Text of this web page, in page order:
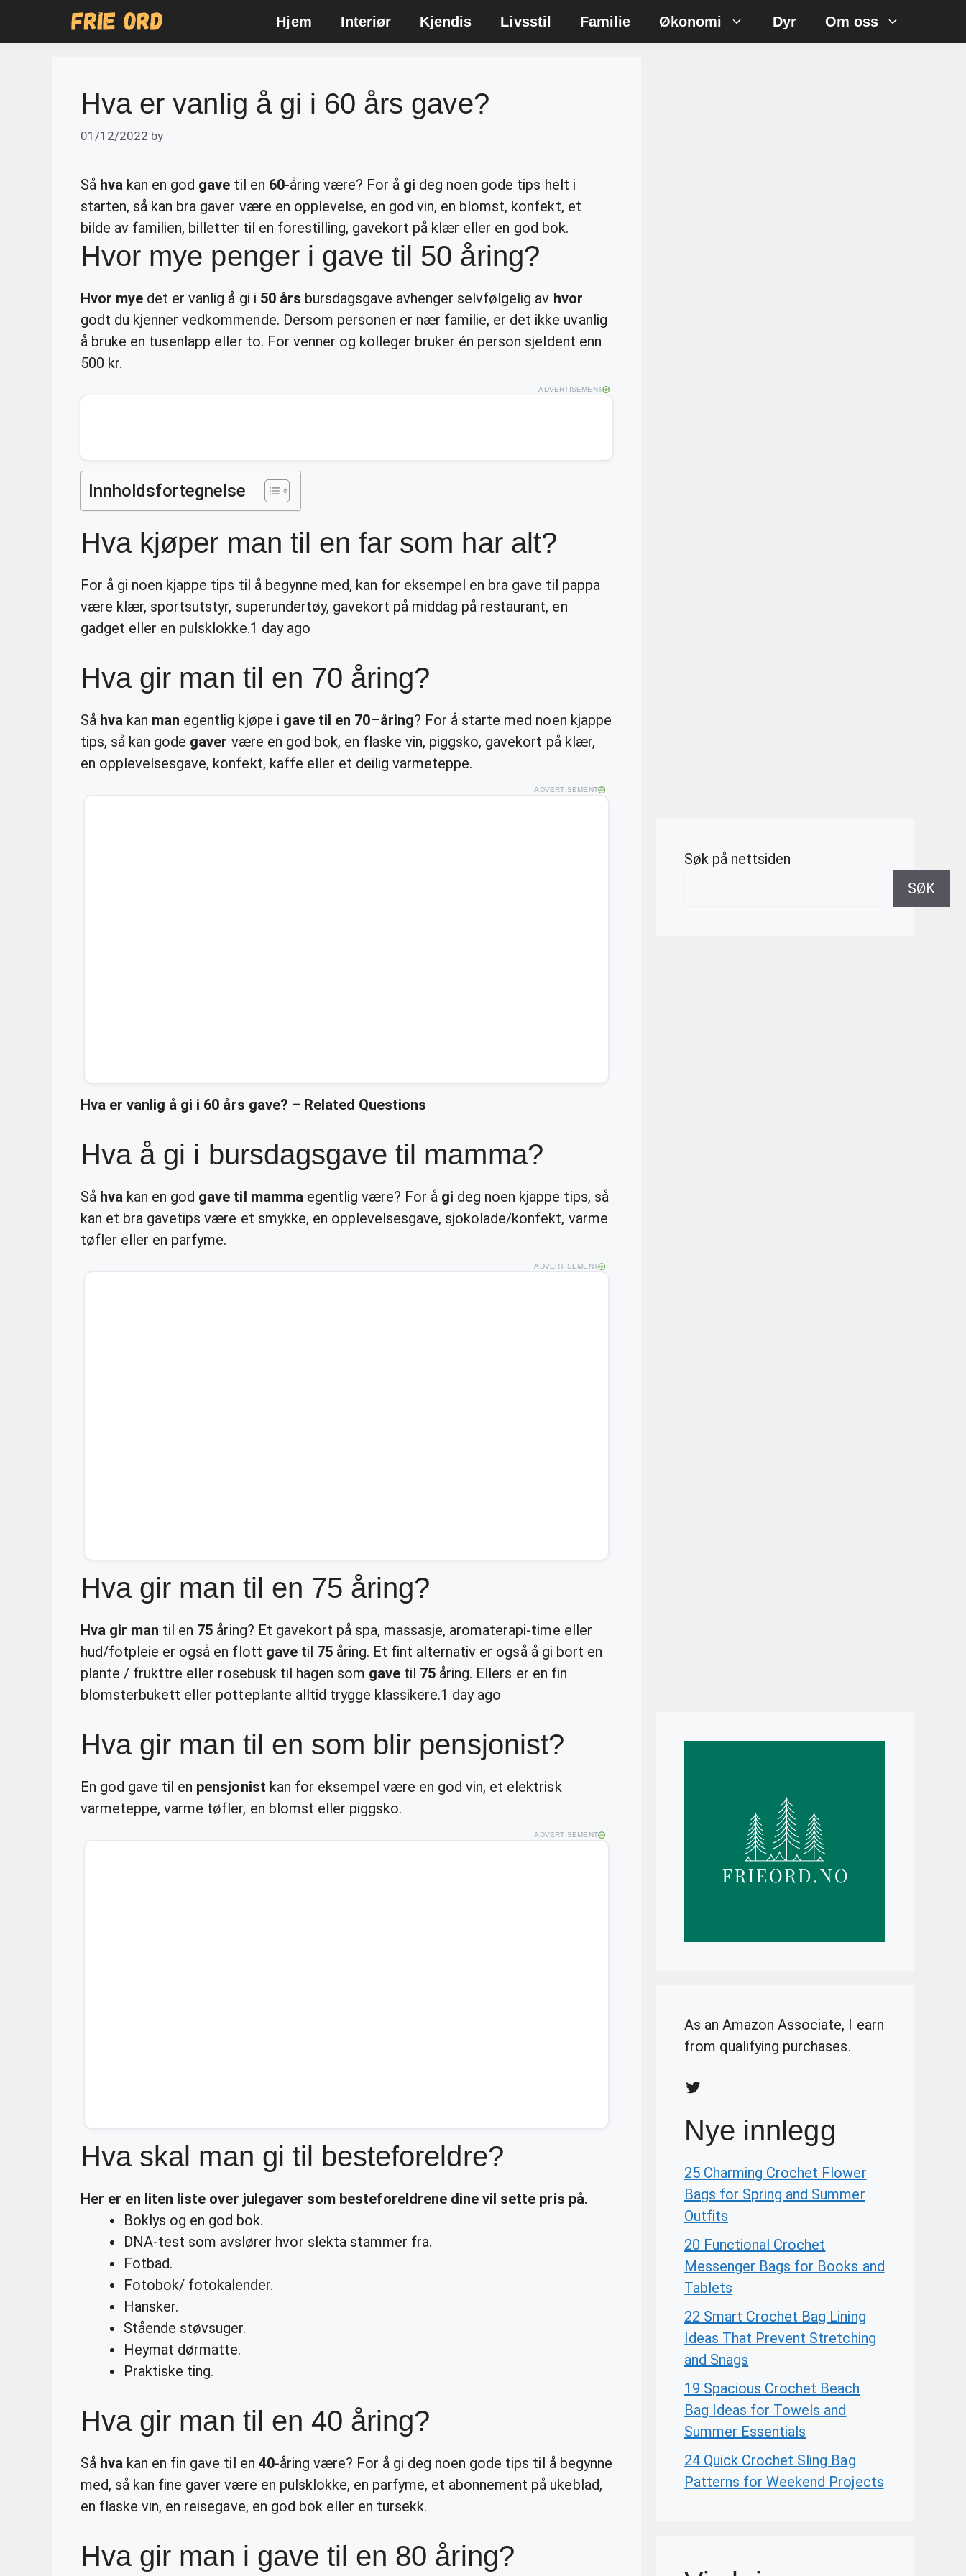
Hjem Interiør Kjendis Livsstil Familie Økonomi Dyr Om oss
Hva er vanlig å gi i 60 års gave?
01/12/2022 by
Så hva kan en god gave til en 60-åring være? For å gi deg noen gode tips helt i
starten, så kan bra gaver være en opplevelse, en god vin, en blomst, konfekt, et
bilde av familien, billetter til en forestilling, gavekort på klær eller en god bok.
Hvor mye penger i gave til 50 åring?
Hvor mye det er vanlig å gi i 50 års bursdagsgave avhenger selvfølgelig av hvor
godt du kjenner vedkommende. Dersom personen er nær familie, er det ikke uvanlig
å bruke en tusenlapp eller to. For venner og kolleger bruker én person sjeldent enn
500 kr.
ADVERTISEMENT
Innholdsfortegnelse
Hva kjøper man til en far som har alt?
For å gi noen kjappe tips til å begynne med, kan for eksempel en bra gave til pappa
være klær, sportsutstyr, superundertøy, gavekort på middag på restaurant, en
gadget eller en pulsklokke.1 day ago
Hva gir man til en 70 åring?
Så hva kan man egentlig kjøpe i gave til en 70–åring? For å starte med noen kjappe
tips, så kan gode gaver være en god bok, en flaske vin, piggsko, gavekort på klær,
en opplevelsesgave, konfekt, kaffe eller et deilig varmeteppe.
ADVERTISEMENT
Hva er vanlig å gi i 60 års gave? – Related Questions
Hva å gi i bursdagsgave til mamma?
Så hva kan en god gave til mamma egentlig være? For å gi deg noen kjappe tips, så
kan et bra gavetips være et smykke, en opplevelsesgave, sjokolade/konfekt, varme
tøfler eller en parfyme.
ADVERTISEMENT
Hva gir man til en 75 åring?
Hva gir man til en 75 åring? Et gavekort på spa, massasje, aromaterapi-time eller
hud/fotpleie er også en flott gavetil 75åring. Et fint alternativ er også å gi bort en
plante / frukttre eller rosebusk til hagen som gave til 75 åring. Ellers er en fin
blomsterbukett eller potteplante alltid trygge klassikere.1 day ago
Hva gir man til en som blir pensjonist?
En god gave til en pensjonist kan for eksempel være en god vin, et elektrisk
varmeteppe, varme tøfler, en blomst eller piggsko.
ADVERTISEMENT
Hva skal man gi til besteforeldre?
Her er en liten liste over julegaver som besteforeldrene dine vil sette pris på.
Boklys og en god bok.
DNA-test som avslører hvor slekta stammer fra.
Fotbad.
Fotobok/ fotokalender.
Hansker.
Stående støvsuger.
Heymat dørmatte.
Praktiske ting.
Hva gir man til en 40 åring?
Så hva kan en fin gave til en 40-åring være? For å gi deg noen gode tips til å begynne
med, så kan fine gaver være en pulsklokke, en parfyme, et abonnement på ukeblad,
en flaske vin, en reisegave, en god bok eller en tursekk.
Hva gir man i gave til en 80 åring?
Søk på nettsiden
SØK
As an Amazon Associate, I earn
from qualifying purchases.
Twitter
Nye innlegg
25 Charming Crochet Flower
Bags for Spring and Summer
Outfits
20 Functional Crochet
Messenger Bags for Books and
Tablets
22 Smart Crochet Bag Lining
Ideas That Prevent Stretching
and Snags
19 Spacious Crochet Beach
Bag Ideas for Towels and
Summer Essentials
24 Quick Crochet Sling Bag
Patterns for Weekend Projects